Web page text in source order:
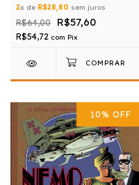
2x de R$28,80 sem juros
R$64,00 R$57,60
R$54,72 com Pix
10% OFF